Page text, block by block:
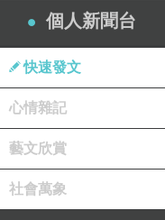
個人新聞台
快速發文
心情雜記
藝文欣賞
社會萬象